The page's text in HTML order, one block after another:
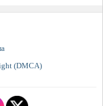
(DMCA)